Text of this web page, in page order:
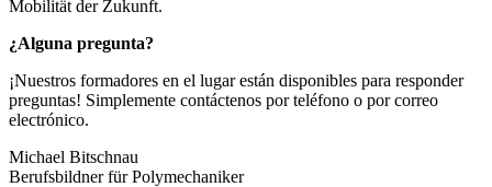
Mobilität der Zukunft.
¿Alguna pregunta?
¡Nuestros formadores en el lugar están disponibles para responder
preguntas! Simplemente contáctenos por teléfono o por correo
electrónico.
Michael Bitschnau
Berufsbildner für Polymechaniker